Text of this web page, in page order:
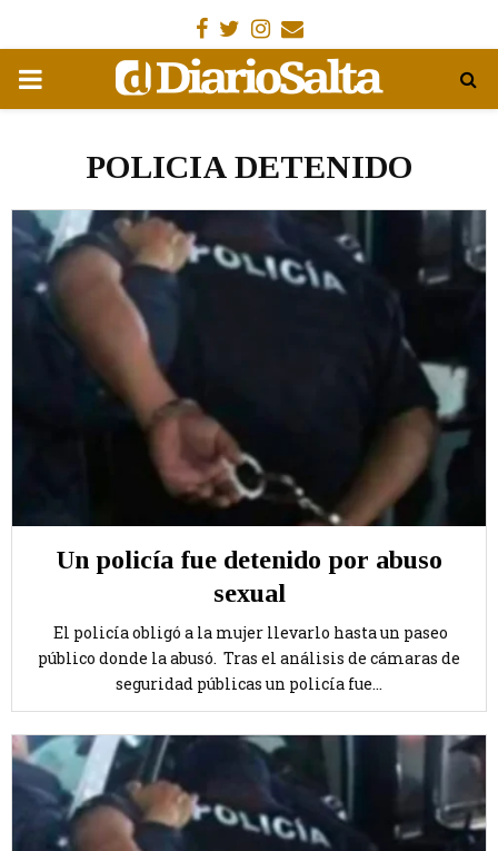
Facebook
Gorjeo
Instagram
Email
MENÚ
POLICIA DETENIDO
Un policía fue detenido por abuso
sexual
El policía obligó a la mujer llevarlo hasta un paseo
público donde la abusó. Tras el análisis de cámaras de
seguridad públicas un policía fue...